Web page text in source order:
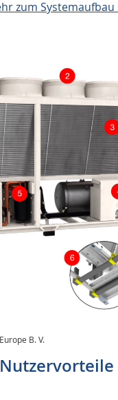
zum Systemaufbau
B. V.